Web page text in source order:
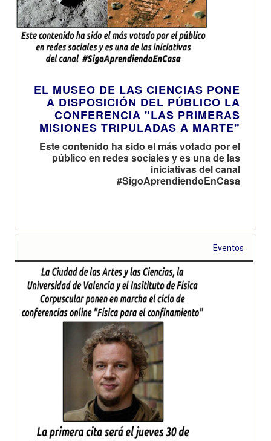
EL MUSEO DE LAS CIENCIAS PONE
A DISPOSICIÓN DEL PÚBLICO LA
CONFERENCIA "LAS PRIMERAS
MISIONES TRIPULADAS A MARTE"
Este contenido ha sido el más votado por el
público en redes sociales y es una de las
iniciativas del canal
#SigoAprendiendoEnCasa
Eventos